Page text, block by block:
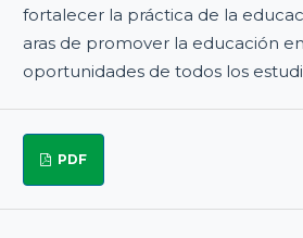
fortalecer la práctica de la
aras de promover la educación
oportunidades de todos los
PDF